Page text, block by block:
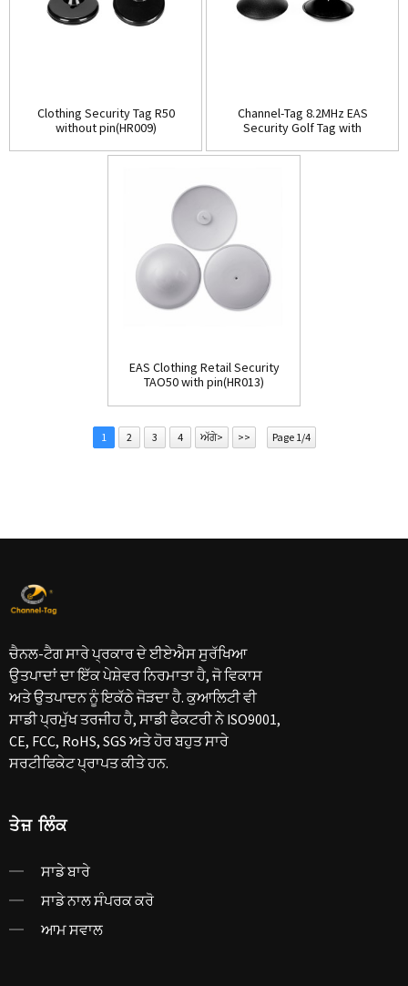
Clothing Security Tag R50
without pin(HR009)
Channel-Tag 8.2MHz EAS
Security Golf Tag with
EAS Clothing Retail Security
TAO50 with pin(HR013)
1 2 3 4 ਅੱਗੇ> >> Page 1/4
ਚੈਨਲ-ਟੈਗ ਸਾਰੇ ਪ੍ਰਕਾਰ ਦੇ ਈਏਐਸ ਸੁਰੱਖਿਆ
ਉਤਪਾਦਾਂ ਦਾ ਇੱਕ ਪੇਸ਼ੇਵਰ ਨਿਰਮਾਤਾ ਹੈ, ਜੋ ਵਿਕਾਸ
ਅਤੇ ਉਤਪਾਦਨ ਨੂੰ ਇਕੱਠੇ ਜੋੜਦਾ ਹੈ. ਕੁਆਲਿਟੀ ਵੀ
ਸਾਡੀ ਪ੍ਰਮੁੱਖ ਤਰਜੀਹ ਹੈ, ਸਾਡੀ ਫੈਕਟਰੀ ਨੇ ISO9001,
CE, FCC, RoHS, SGS ਅਤੇ ਹੋਰ ਬਹੁਤ ਸਾਰੇ
ਸਰਟੀਫਿਕੇਟ ਪ੍ਰਾਪਤ ਕੀਤੇ ਹਨ.
ਤੇਜ਼ ਲਿੰਕ
ਸਾਡੇ ਬਾਰੇ
ਸਾਡੇ ਨਾਲ ਸੰਪਰਕ ਕਰੋ
ਆਮ ਸਵਾਲ